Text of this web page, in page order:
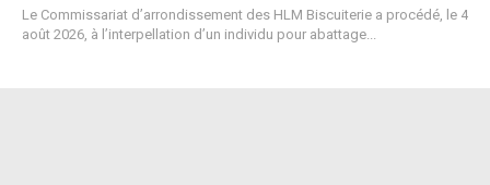
Le Commissariat d’arrondissement des HLM Biscuiterie a procédé, le 4
août 2026, à l’interpellation d’un individu pour abattage...